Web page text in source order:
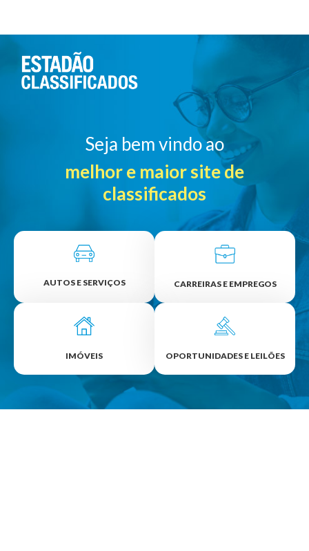
Seja bem vindo ao
melhor e maior site de
classificados
AUTOS E SERVIÇOS CARREIRAS E EMPREGOS
IMÓVEIS OPORTUNIDADES E LEILÕES